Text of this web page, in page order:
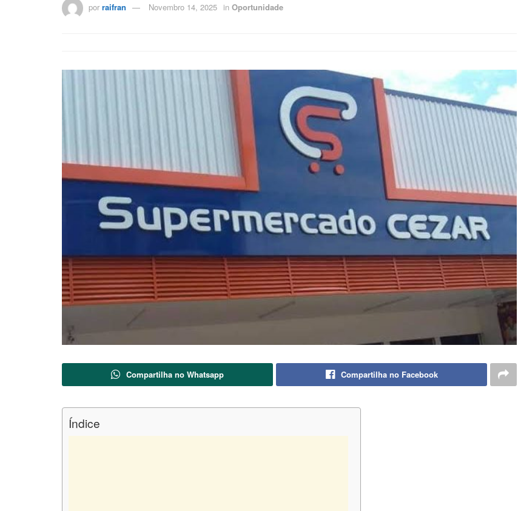
por raifran Novembro 14, 2025 in Oportunidade
Compartilha no Whatsapp Compartilha no Facebook
Índice